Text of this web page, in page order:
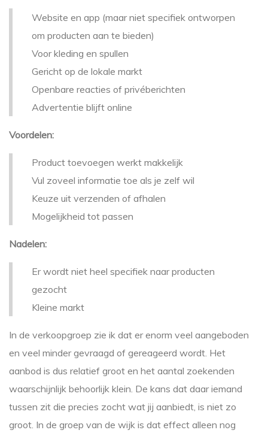
Website en app (maar niet specifiek ontworpen
om producten aan te bieden)
Voor kleding en spullen
Gericht op de lokale markt
Openbare reacties of privéberichten
Advertentie blijft online
Voordelen:
Product toevoegen werkt makkelijk
Vul zoveel informatie toe als je zelf wil
Keuze uit verzenden of afhalen
Mogelijkheid tot passen
Nadelen:
Er wordt niet heel specifiek naar producten
gezocht
Kleine markt
In de verkoopgroep zie ik dat er enorm veel aangeboden
en veel minder gevraagd of gereageerd wordt. Het
aanbod is dus relatief groot en het aantal zoekenden
waarschijnlijk behoorlijk klein. De kans dat daar iemand
tussen zit die precies zocht wat jij aanbiedt, is niet zo
groot. In de groep van de wijk is dat effect alleen nog